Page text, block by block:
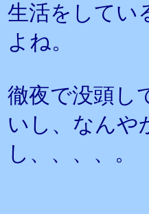
生活をしてい
よね。
徹夜で没頭し
いし、なんや
し、、、、。